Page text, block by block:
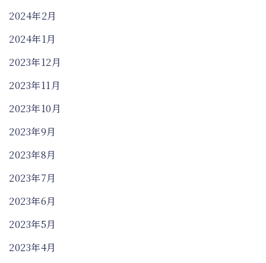
2024年2月
2024年1月
2023年12月
2023年11月
2023年10月
2023年9月
2023年8月
2023年7月
2023年6月
2023年5月
2023年4月